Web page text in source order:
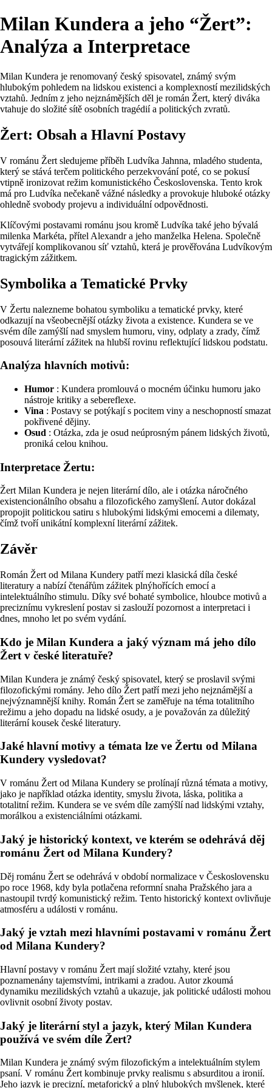
Milan Kundera a jeho “Žert”:
Analýza a Interpretace
Milan Kundera je renomovaný český spisovatel, známý svým
hlubokým pohledem na lidskou existenci a komplexností mezilidských
vztahů. Jedním z jeho nejznámějších děl je román Žert, který diváka
vtahuje do složité sítě osobních tragédií a politických zvratů.
Žert: Obsah a Hlavní Postavy
V románu Žert sledujeme příběh Ludvíka Jahnna, mladého studenta,
který se stává terčem politického perzekvování poté, co se pokusí
vtipně ironizovat režim komunistického Československa. Tento krok
má pro Ludvíka nečekaně vážné následky a provokuje hluboké otázky
ohledně svobody projevu a individuální odpovědnosti.
Klíčovými postavami románu jsou kromě Ludvíka také jeho bývalá
milenka Markéta, přítel Alexandr a jeho manželka Helena. Společně
vytvářejí komplikovanou síť vztahů, která je prověřována Ludvíkovým
tragickým zážitkem.
Symbolika a Tematické Prvky
V Žertu nalezneme bohatou symboliku a tematické prvky, které
odkazují na všeobecnější otázky života a existence. Kundera se ve
svém díle zamýšlí nad smyslem humoru, viny, odplaty a zrady, čímž
posouvá literární zážitek na hlubší rovinu reflektující lidskou podstatu.
Analýza hlavních motivů:
Humor : Kundera promlouvá o mocném účinku humoru jako
nástroje kritiky a sebereflexe.
Vina : Postavy se potýkají s pocitem viny a neschopností smazat
pokřivené dějiny.
Osud : Otázka, zda je osud neúprosným pánem lidských životů,
proniká celou knihou.
Interpretace Žertu:
Žert Milan Kundera je nejen literární dílo, ale i otázka náročného
existencionálního obsahu a filozofického zamyšlení. Autor dokázal
propojit politickou satiru s hlubokými lidskými emocemi a dilematy,
čímž tvoří unikátní komplexní literární zážitek.
Závěr
Román Žert od Milana Kundery patří mezi klasická díla české
literatury a nabízí čtenářům zážitek plnýhořících emocí a
intelektuálního stimulu. Díky své bohaté symbolice, hloubce motivů a
preciznímu vykreslení postav si zaslouží pozornost a interpretaci i
dnes, mnoho let po svém vydání.
Kdo je Milan Kundera a jaký význam má jeho dílo
Žert v české literatuře?
Milan Kundera je známý český spisovatel, který se proslavil svými
filozofickými romány. Jeho dílo Žert patří mezi jeho nejznámější a
nejvýznamnější knihy. Román Žert se zaměřuje na téma totalitního
režimu a jeho dopadu na lidské osudy, a je považován za důležitý
literární kousek české literatury.
Jaké hlavní motivy a témata lze ve Žertu od Milana
Kundery vysledovat?
V románu Žert od Milana Kundery se prolínají různá témata a motivy,
jako je například otázka identity, smyslu života, láska, politika a
totalitní režim. Kundera se ve svém díle zamýšlí nad lidskými vztahy,
morálkou a existenciálními otázkami.
Jaký je historický kontext, ve kterém se odehrává děj
románu Žert od Milana Kundery?
Děj románu Žert se odehrává v období normalizace v Československu
po roce 1968, kdy byla potlačena reformní snaha Pražského jara a
nastoupil tvrdý komunistický režim. Tento historický kontext ovlivňuje
atmosféru a události v románu.
Jaký je vztah mezi hlavními postavami v románu Žert
od Milana Kundery?
Hlavní postavy v románu Žert mají složité vztahy, které jsou
poznamenány tajemstvími, intrikami a zradou. Autor zkoumá
dynamiku mezilidských vztahů a ukazuje, jak politické události mohou
ovlivnit osobní životy postav.
Jaký je literární styl a jazyk, který Milan Kundera
používá ve svém díle Žert?
Milan Kundera je známý svým filozofickým a intelektuálním stylem
psaní. V románu Žert kombinuje prvky realismu s absurditou a ironií.
Jeho jazyk je precizní, metaforický a plný hlubokých myšlenek, které